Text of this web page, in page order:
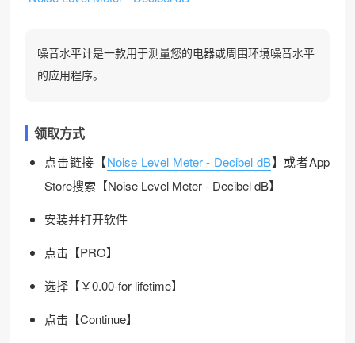
噪音水平计是一款用于测量您的电器或周围环境噪音水平
的应用程序。
领取方式
点击链接【Noise Level Meter - Decibel dB】或者App
Store搜索【Noise Level Meter - Decibel dB】
安装并打开软件
点击【PRO】
选择【￥0.00-for lifetime】
点击【Continue】